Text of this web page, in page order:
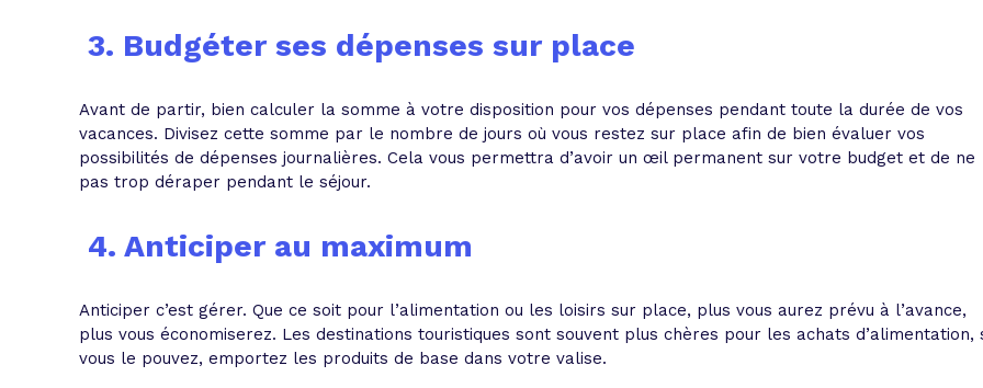
3. Budgéter ses dépenses sur place
Avant de partir, bien calculer la somme à votre disposition pour vos dépenses pendant toute la durée de vos
vacances. Divisez cette somme par le nombre de jours où vous restez sur place afin de bien évaluer vos
possibilités de dépenses journalières. Cela vous permettra d’avoir un œil permanent sur votre budget et de ne
pas trop déraper pendant le séjour.
4. Anticiper au maximum
Anticiper c’est gérer. Que ce soit pour l’alimentation ou les loisirs sur place, plus vous aurez prévu à l’avance,
plus vous économiserez. Les destinations touristiques sont souvent plus chères pour les achats d’alimentation,
vous le pouvez, emportez les produits de base dans votre valise.